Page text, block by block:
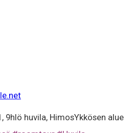
9hlö huvila, HimosYkkösen alue